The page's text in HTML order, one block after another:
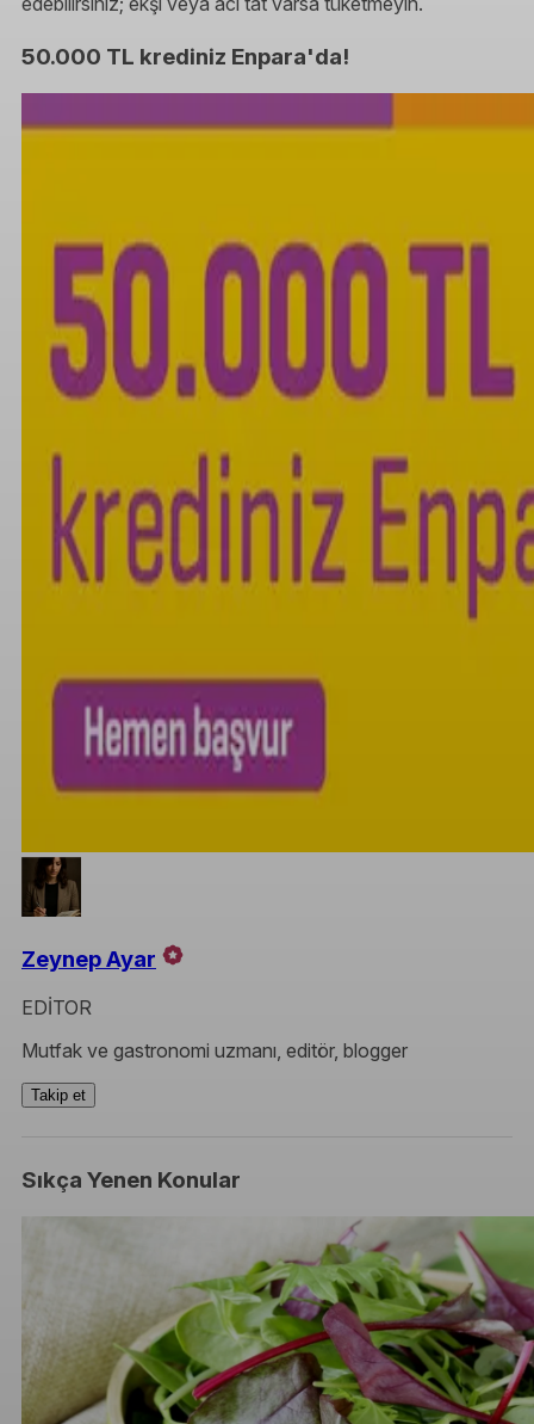
50.000 TL krediniz Enpara'da!
Zeynep Ayar
EDİTOR
Mutfak ve gastronomi uzmanı, editör, blogger
Takip et
Sıkça Yenen Konular